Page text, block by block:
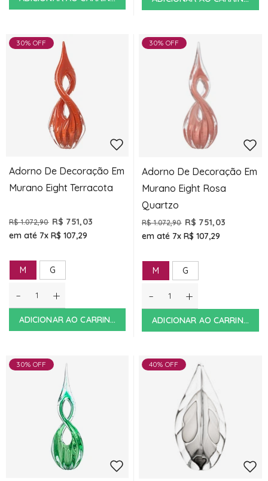
30% OFF
Adorno De Decoração Em
Murano Eight Terracota
R$ 1.072,90 R$ 751,03
em até 7x R$ 107,29
M G
- +
ADICIONAR AO CARRINHO
30% OFF
Adorno De Decoração Em
Murano Eight Rosa
Quartzo
R$ 1.072,90 R$ 751,03
em até 7x R$ 107,29
M G
- +
ADICIONAR AO CARRINHO
30% OFF 40% OFF